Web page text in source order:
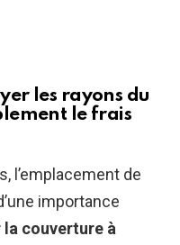
les rayons du
le frais
l’emplacement de
importance
couverture à